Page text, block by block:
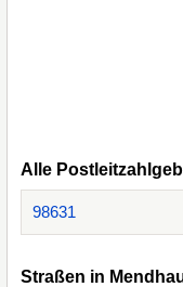
Alle
98631
Straßen in